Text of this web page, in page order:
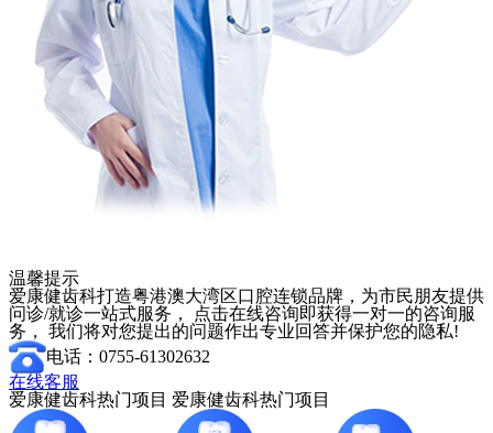
温馨提示
爱康健齿科打造粤港澳大湾区口腔连锁品牌，为市民朋友提供
问诊/就诊一站式服务， 点击在线咨询即获得一对一的咨询服
务， 我们将对您提出的问题作出专业回答并保护您的隐私!
电话：0755-61302632
在线客服
爱康健齿科热门项目 爱康健齿科热门项目